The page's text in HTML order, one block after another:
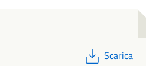
PDF
Scarica